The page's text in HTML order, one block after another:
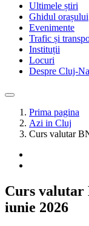
Ultimele știri
Ghidul orașului
Evenimente
Trafic și
Instituții
Locuri
Despre Cluj-
Prima pagina
Azi in Cluj
Curs valutar
Curs valutar
iunie 2026